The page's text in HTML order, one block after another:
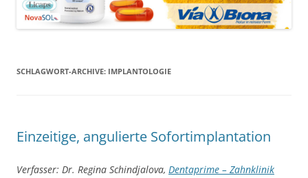
SCHLAGWORT-ARCHIVE: IMPLANTOLOGIE
Einzeitige, angulierte Sofortimplantation
Verfasser: Dr. Regina Schindjalova, Dentaprime – Zahnklinik